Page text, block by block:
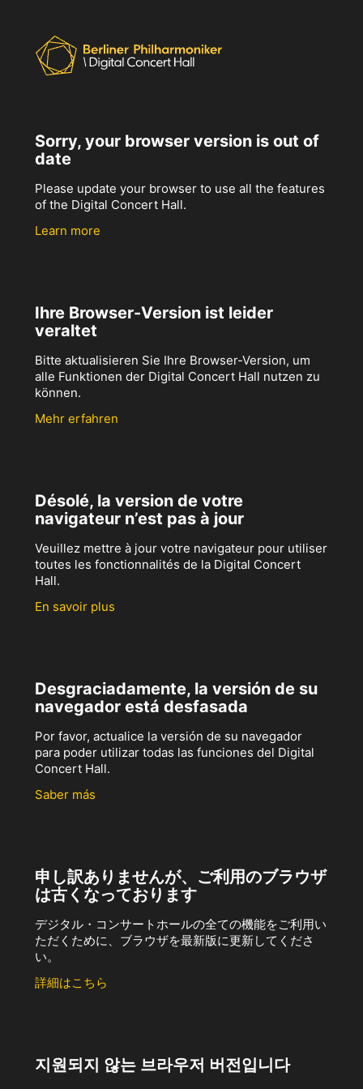
Sorry, your browser version is out of
date
Please update your browser to use all the features
of the Digital Concert Hall.
Learn more
Ihre Browser-Version ist leider
veraltet
Bitte aktualisieren Sie Ihre Browser-Version, um
alle Funktionen der Digital Concert Hall nutzen zu
können.
Mehr erfahren
Désolé, la version de votre
navigateur n’est pas à jour
Veuillez mettre à jour votre navigateur pour utiliser
toutes les fonctionnalités de la Digital Concert
Hall.
En savoir plus
Desgraciadamente, la versión de su
navegador está desfasada
Por favor, actualice la versión de su navegador
para poder utilizar todas las funciones del Digital
Concert Hall.
Saber más
申し訳ありませんが、ご利用のブラウザ
は古くなっております
デジタル・コンサートホールの全ての機能をご利用い
ただくために、ブラウザを最新版に更新してくださ
い。
詳細はこちら
지원되지 않는 브라우저 버전입니다